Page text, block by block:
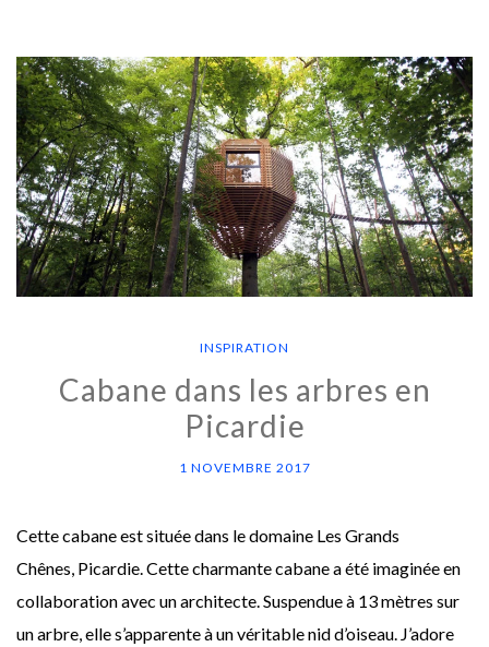
INSPIRATION
Cabane dans les arbres en
Picardie
1 NOVEMBRE 2017
Cette cabane est située dans le domaine Les Grands
Chênes, Picardie. Cette charmante cabane a été imaginée en
collaboration avec un architecte. Suspendue à 13 mètres sur
un arbre, elle s’apparente à un véritable nid d’oiseau. J’adore